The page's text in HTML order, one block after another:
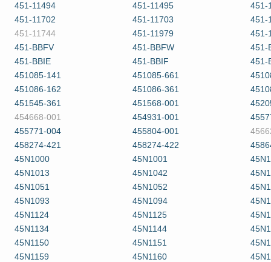
451-11494
451-11495
451-
451-11702
451-11703
451-
451-11744
451-11979
451-
451-BBFV
451-BBFW
451-
451-BBIE
451-BBIF
451-
451085-141
451085-661
451086-162
451086-361
451545-361
451568-001
454668-001
454931-001
455771-004
455804-001
458274-421
458274-422
45N1000
45N1001
45N1013
45N1042
45N1051
45N1052
45N1093
45N1094
45N1124
45N1125
45N1134
45N1144
45N1150
45N1151
45N1159
45N1160